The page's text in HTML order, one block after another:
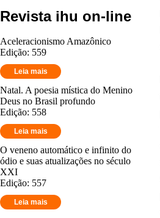
Revista ihu on-line
Aceleracionismo Amazônico
Edição: 559
Leia mais
Natal. A poesia mística do Menino
Deus no Brasil profundo
Edição: 558
Leia mais
O veneno automático e infinito do
ódio e suas atualizações no século
XXI
Edição: 557
Leia mais